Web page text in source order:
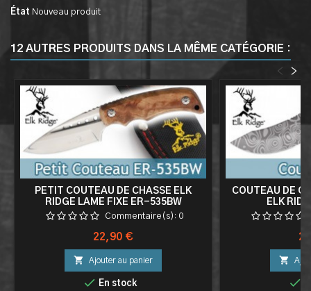
État Nouveau produit
12 AUTRES PRODUITS DANS LA MÊME CATÉGORIE :
>
<
PETIT COUTEAU DE CHASSE ELK
RIDGE LAME FIXE ER-535BW
Commentaire(s): 0
Prix
22,90 €
 Ajouter au panier
 En stock
COUTEAU DE
ELK

